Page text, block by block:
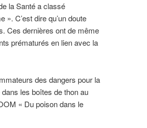
la Santé a classé
». C’est dire qu’un doute
Ces dernières ont de même
prématurés en lien avec la
des dangers pour la
les boîtes de thon au
« Du poison dans le